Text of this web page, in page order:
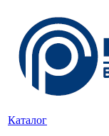
Каталог